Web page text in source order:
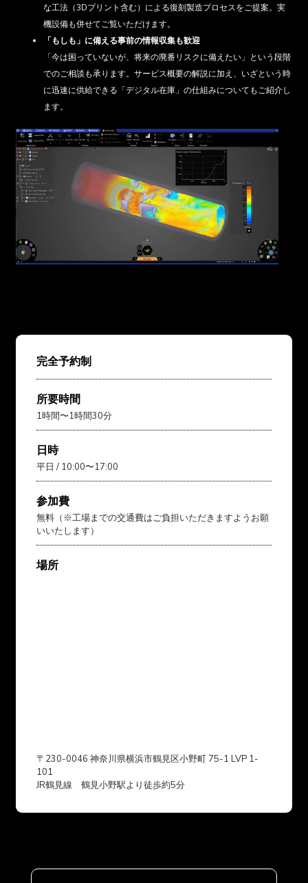
な工法（3Dプリント含む）による復刻製造プロセスをご提案。実
機設備も併せてご覧いただけます。
「もしも」に備える事前の情報収集も歓迎
「今は困っていないが、将来の廃番リスクに備えたい」という段階
でのご相談も承ります。サービス概要の解説に加え、いざという時
に迅速に供給できる「デジタル在庫」の仕組みについてもご紹介し
ます。
所要時間
1時間〜1時間30分
完全予約制
日時
平日 / 10:00〜17:00
参加費
無料（※工場までの交通費はご負担いただきますようお願
いいたします）
場所
〒230-0046 神奈川県横浜市鶴見区小野町 75-1 LVP 1-
101
JR鶴見線 鶴見小野駅より徒歩約5分